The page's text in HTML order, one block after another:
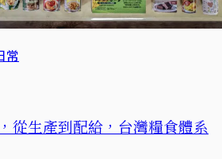
常
從生產到配給，台灣糧食體系